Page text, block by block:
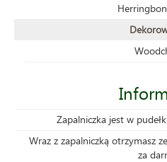
Zapalniczka jest w
Wraz z zapalniczką otrzymasz
za